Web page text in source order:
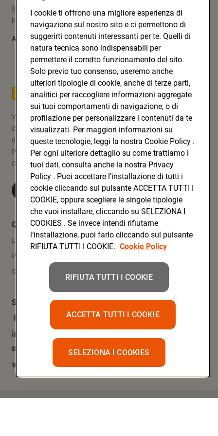
grazie a un modello originale d’impresa e fare la spesa che
pone al centro le persone: i soci, i clienti, la comunità.
Approfondisci
CONAD SOC. COOP.
Via Michelino, 59 | 40127 BOLOGNA
Codice Fiscale e Registro Imprese
di Bologna 00865960157
PARTITA IVA 03320960374
CONAD SOC. COOP.
Visita Conad.it
Quicklinks
Lavora con noi
Press Area
Contatti
Social Media
I cookie ti offrono una migliore esperienza di
navigazione sul nostro sito e ci permettono di
suggerirti contenuti interessanti per te. Quelli di
natura tecnica sono indispensabili per
permettere il corretto funzionamento del sito.
Solo previo tuo consenso, useremo anche
ulteriori tipologie di cookie, anche di terze parti,
analitici per raccogliere informazioni aggregate
sui tuoi comportamenti di navigazione, o di
profilazione per personalizzare i contenuti da te
visualizzati. Per maggiori informazioni su
queste tecnologie, leggi la nostra Cookie Policy .
Per ogni ulteriore dettaglio su come trattiamo i
tuoi dati, consulta anche la nostra Privacy
Policy . Puoi accettare l’installazione di tutti i
cookie cliccando sul pulsante ACCETTA TUTTI I
COOKIE, oppure scegliere le singole tipologie
che vuoi installare, cliccando su SELEZIONA I
COOKIES . Se invece intendi rifiutarne
l’installazione, puoi farlo cliccando sul pulsante
RIFIUTA TUTTI I COOKIE. Cookie Policy
RIFIUTA TUTTI I COOKIE
ACCETTA TUTTI I COOKIE
SELEZIONA I COOKIES